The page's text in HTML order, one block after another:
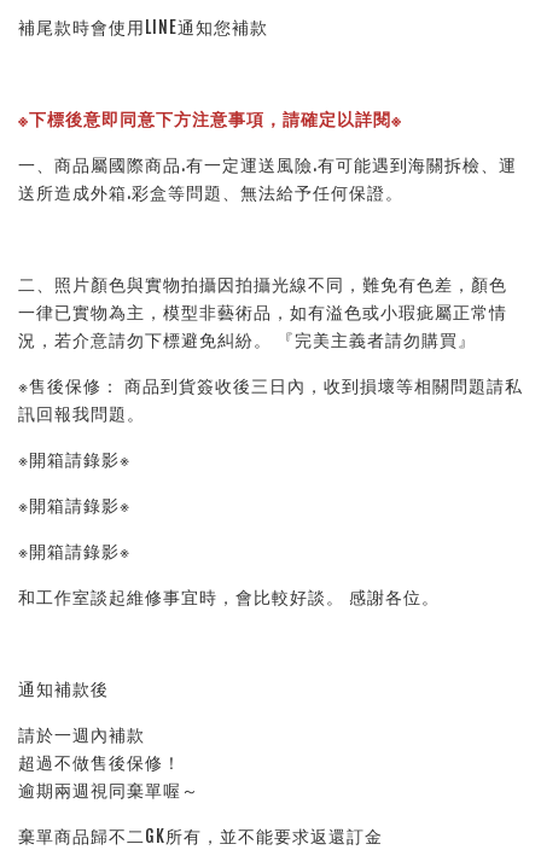
補尾款時會使用LINE通知您補款
※下標後意即同意下方注意事項，請確定以詳閱※
一、商品屬國際商品.有一定運送風險.有可能遇到海關拆檢、運
送所造成外箱.彩盒等問題、無法給予任何保證。
二、照片顏色與實物拍攝因拍攝光線不同，難免有色差，顏色
一律已實物為主，模型非藝術品，如有溢色或小瑕疵屬正常情
況，若介意請勿下標避免糾紛。 『完美主義者請勿購買』
※售後保修： 商品到貨簽收後三日內，收到損壞等相關問題請私
訊回報我問題。
※開箱請錄影※
※開箱請錄影※
※開箱請錄影※
和工作室談起維修事宜時，會比較好談。 感謝各位。
通知補款後
請於一週內補款
超過不做售後保修！
逾期兩週視同棄單喔～
棄單商品歸不二GK所有，並不能要求返還訂金